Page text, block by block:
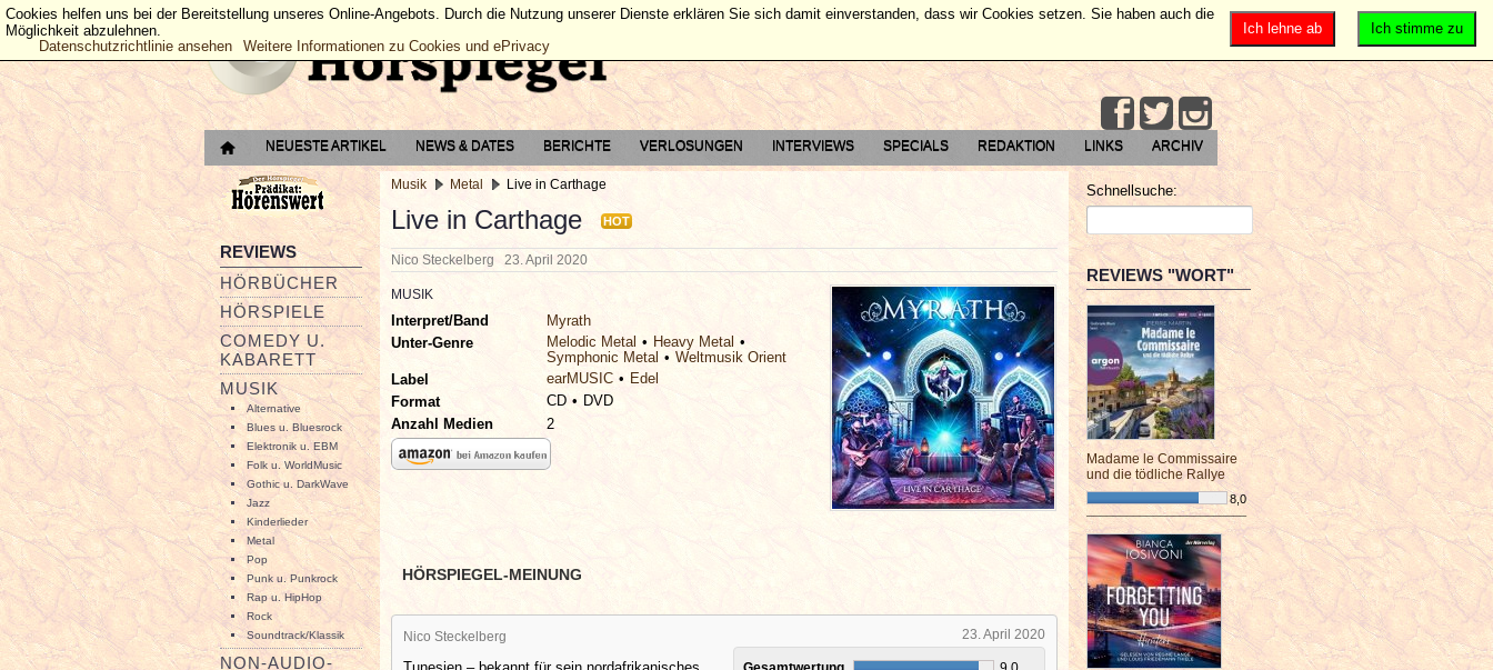
NEUESTE ARTIKEL NEWS & DATES BERICHTE VERLOSUNGEN INTERVIEWS SPECIALS REDAKTION LINKS ARCHIV
REVIEWS
HÖRBÜCHER
HÖRSPIELE
COMEDY U.
KABARETT
MUSIK
Alternative
Blues u. Bluesrock
Elektronik u. EBM
Folk u. WorldMusic
Gothic u. DarkWave
Jazz
Kinderlieder
Metal
Pop
Punk u. Punkrock
Rap u. HipHop
Rock
Soundtrack/Klassik
NON-AUDIO-
Musik Metal Live in Carthage
Live in Carthage HOT
Nico Steckelberg 23. April 2020
MUSIK
Interpret/Band
Myrath
Unter-Genre
Melodic Metal
Heavy Metal
Symphonic Metal
Weltmusik Orient
Label
earMUSIC
Edel
Format
CD
DVD
Anzahl Medien
2
HÖRSPIEGEL-MEINUNG
23. April 2020
Nico Steckelberg
Schnellsuche:
REVIEWS "WORT"
Madame le Commissaire
und die tödliche Rallye
8,0
¯¯¯¯¯¯¯¯¯¯¯¯¯¯¯¯¯¯¯¯¯¯¯¯
Ich stimme zu
Ich lehne ab
Cookies helfen uns bei der Bereitstellung unseres Online-Angebots. Durch die Nutzung unserer Dienste erklären Sie sich damit einverstanden, dass wir Cookies setzen. Sie haben auch die
Möglichkeit abzulehnen.
Datenschutzrichtlinie ansehen
Weitere Informationen zu Cookies und ePrivacy